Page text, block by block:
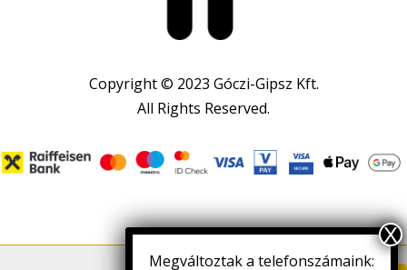
Copyright © 2023 Góczi-Gipsz Kft.
All Rights Reserved.
Megváltoztak a telefonszámaink: